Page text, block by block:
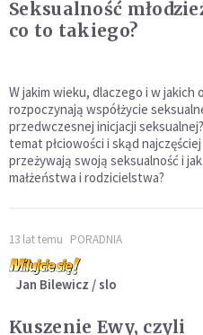
Seksualność
co to takiego?
W jakim wieku, dlaczego i w jakich
rozpoczynają współżycie
przedwczesnej inicjacji
temat płciowości i skąd
przeżywają swoją seksualność i
małżeństwa i rodzicielstwa?
13 lat temu PORADNIA
Jan Bilewicz / slo
Kuszenie Ewy, czyli